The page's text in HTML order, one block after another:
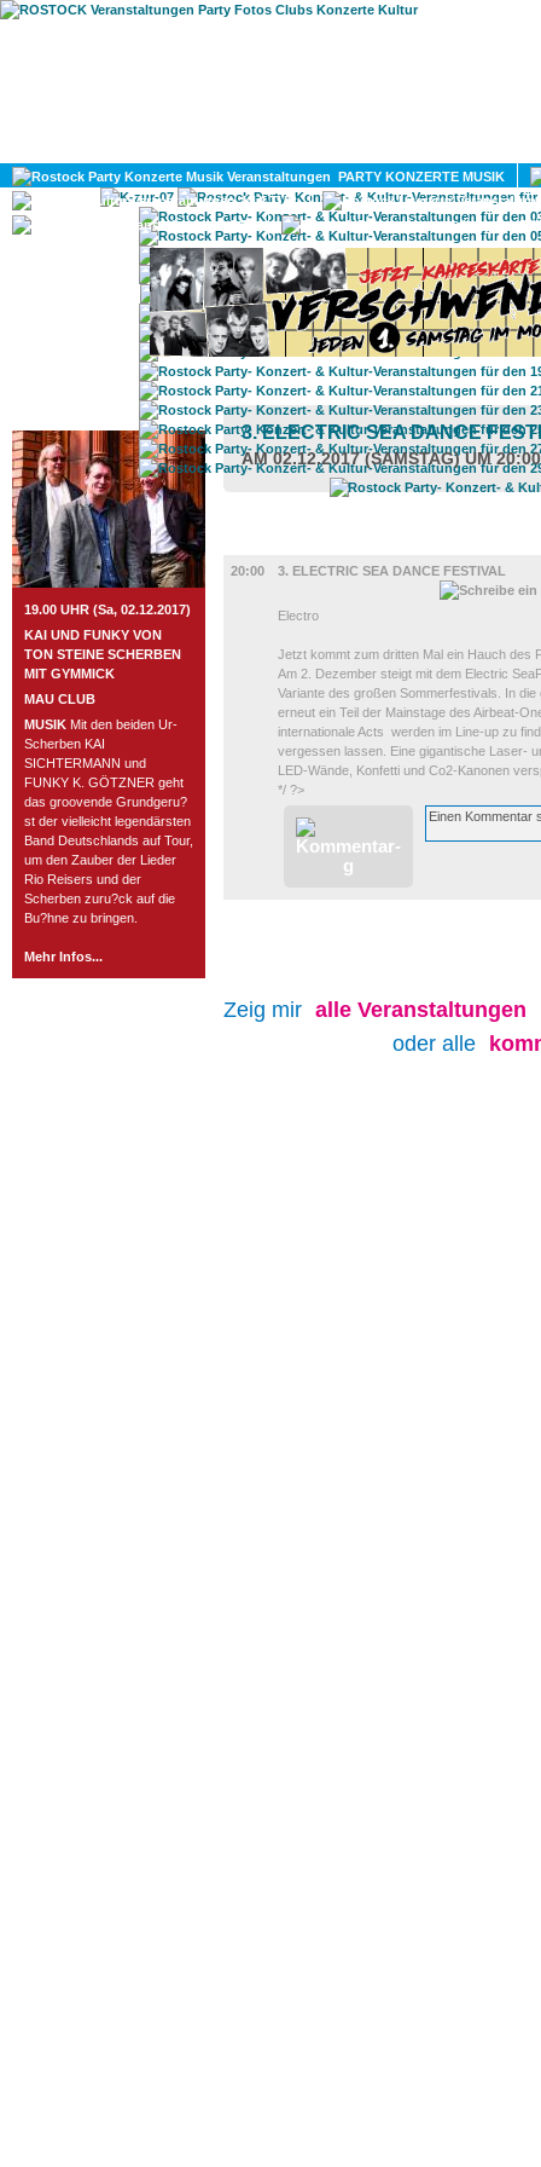
PARTY KONZERTE MUSIK
KULTUR
GAY
ROSTOCK TAGESTIPP
19.00 UHR (Sa, 02.12.2017)
KAI UND FUNKY VON
TON STEINE SCHERBEN
MIT GYMMICK
MAU CLUB
MUSIK Mit den beiden Ur-
Scherben KAI
SICHTERMANN und
FUNKY K. GÖTZNER geht
das groovende Grundgeru?
st der vielleicht legendärsten
Band Deutschlands auf Tour,
um den Zauber der Lieder
Rio Reisers und der
Scherben zuru?ck auf die
Bu?hne zu bringen.
Mehr Infos...
3. ELECTRIC SEA DANCE
AM 02.12.2017 (SAMSTAG) UM
20:00
3. ELECTRIC SEA DANCE FESTIVAL
Electro
Jetzt kommt zum dritten Mal ein Hauch des
Am 2. Dezember steigt mit dem Electric
Variante des großen Sommerfestivals. In
erneut ein Teil der Mainstage des Airbeat-
internationale Acts werden im Line-up zu
vergessen lassen. Eine gigantische Laser-
LED-Wände, Konfetti und Co2-Kanonen
*/ ?>
Zeig mir alle Veranstaltungen
oder alle